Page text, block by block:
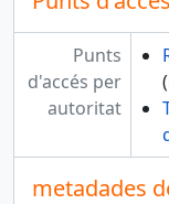
Punts
d'accés per
autoritat
metadades